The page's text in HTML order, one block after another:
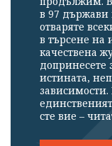
в 97 държави
отваряте
в търсене на
качествена
истината,
сте вие –